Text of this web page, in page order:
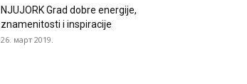
NJUJORK Grad dobre energije,
znamenitosti i inspiracije
26. март 2019.